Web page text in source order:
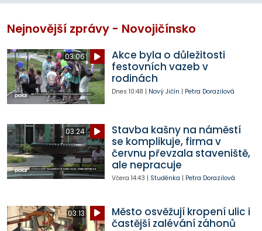
Nejnovější zprávy - Novojičínsko
03:06
Akce byla o důležitosti
festovních vazeb v
rodinách
Dnes 10:48 | Nový Jičín | Petra Dorazilová
03:24
Stavba kašny na náměstí
se komplikuje, firma v
červnu převzala staveniště,
ale nepracuje
Včera 14:43 | Studénka | Petra Dorazilová
03:13
Město osvěžují kropení ulic i
častější zalévání záhonů